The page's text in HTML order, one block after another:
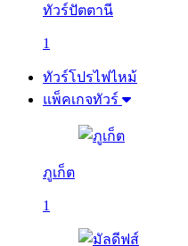
ทัวร์ปัตตานี
1
ทัวร์โปรไฟไหม้
แพ็คเกจทัวร์
ภูเก็ต
1